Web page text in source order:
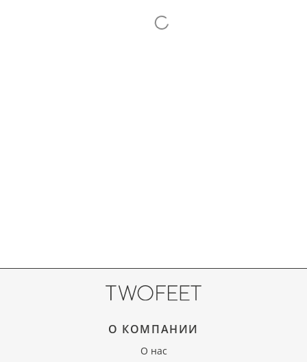
О КОМПАНИИ
О нас